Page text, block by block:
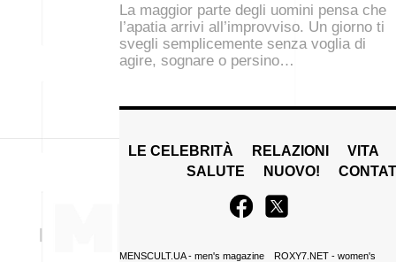
La maggior parte degli uomini pensa che
l’apatia arrivi all’improvviso. Un giorno ti
svegli semplicemente senza voglia di
agire, sognare o persino…
LE CELEBRITÀ RELAZIONI
VITA
SALUTE
NUOVO!
MENSCULT.UA- men's magazine
ROXY7.NET- women's